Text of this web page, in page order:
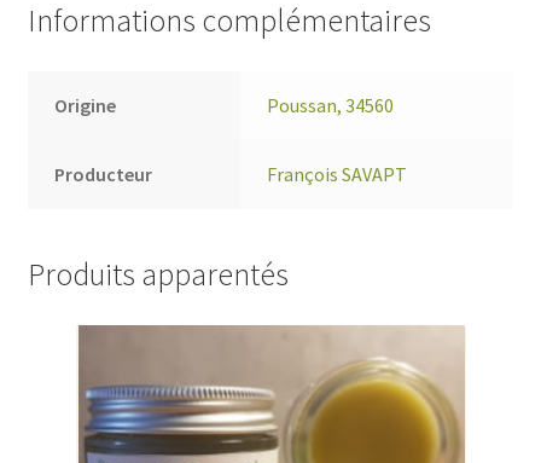
Informations complémentaires
Origine Poussan, 34560
Producteur François SAVAPT
Produits apparentés